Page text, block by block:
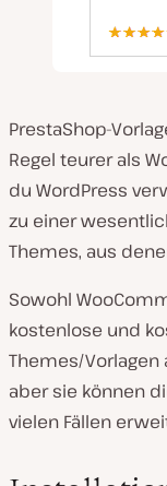
PrestaShop-
Regel teurer als
du WordPress
zu einer
Themes, aus
Sowohl
kostenlose und
Themes/Vorlagen
aber sie können
vielen Fällen